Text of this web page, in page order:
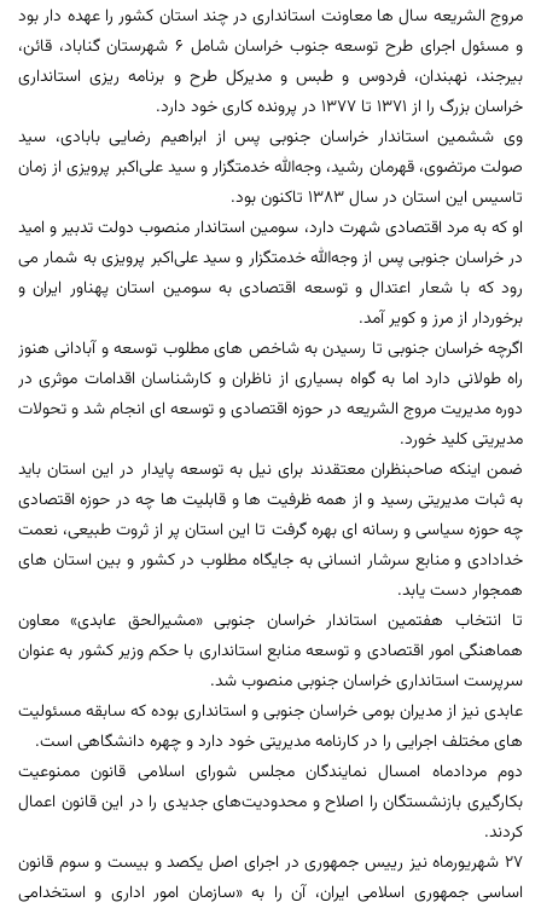
مروج الشریعه سال ها معاونت استانداری در چند استان کشور را عهده دار بود
و مسئول اجرای طرح توسعه جنوب خراسان شامل 6 شهرستان گناباد، قائن،
بیرجند، نهبندان، فردوس و طبس و مدیرکل طرح و برنامه ریزی استانداری
خراسان بزرگ را از 1371 تا 1377 در پرونده کاری خود دارد.
وی ششمین استاندار خراسان جنوبی پس از ابراهیم رضایی بابادی، سید
صولت مرتضوی، قهرمان رشید، وجه‌الله خدمتگزار و سید علی‌اکبر پرویزی از زمان
تاسیس این استان در سال 1383 تاکنون بود.
او که به مرد اقتصادی شهرت دارد، سومین استاندار منصوب دولت تدبیر و امید
در خراسان جنوبی پس از وجه‌الله خدمتگزار و سید علی‌اکبر پرویزی به شمار می
رود که با شعار اعتدال و توسعه اقتصادی به سومین استان پهناور ایران و
برخوردار از مرز و کویر آمد.
اگرچه خراسان جنوبی تا رسیدن به شاخص های مطلوب توسعه و آبادانی هنوز
راه طولانی دارد اما به گواه بسیاری از ناظران و کارشناسان اقدامات موثری در
دوره مدیریت مروج الشریعه در حوزه اقتصادی و توسعه ای انجام شد و تحولات
مدیریتی کلید خورد.
ضمن اینکه صاحبنظران معتقدند برای نیل به توسعه پایدار در این استان باید
به ثبات مدیریتی رسید و از همه ظرفیت ها و قابلیت ها چه در حوزه اقتصادی
چه حوزه سیاسی و رسانه ای بهره گرفت تا این استان پر از ثروت طبیعی، نعمت
خدادادی و منابع سرشار انسانی به جایگاه مطلوب در کشور و بین استان های
همجوار دست یابد.
تا انتخاب هفتمین استاندار خراسان جنوبی «مشیرالحق عابدی» معاون
هماهنگی امور اقتصادی و توسعه منابع استانداری با حکم وزیر کشور به عنوان
سرپرست استانداری خراسان جنوبی منصوب شد.
عابدی نیز از مدیران بومی خراسان جنوبی و استانداری بوده که سابقه مسئولیت
های مختلف اجرایی را در کارنامه مدیریتی خود دارد و چهره دانشگاهی است.
دوم مردادماه امسال نمایندگان مجلس شورای اسلامی قانون ممنوعیت
بکارگیری بازنشستگان را اصلاح و محدودیت‌های جدیدی را در این قانون اعمال
کردند.
27 شهریورماه نیز رییس جمهوری در اجرای اصل یکصد و بیست و سوم قانون
اساسی جمهوری اسلامی ایران، آن را به «سازمان امور اداری و استخدامی